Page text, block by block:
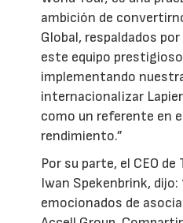
ambición de
Global, respaldados
este equipo
implementando
internacionalizar
como un referente en
rendimiento.”
Por su parte, el CEO
Iwan Spekenbrink, dijo:
emocionados de